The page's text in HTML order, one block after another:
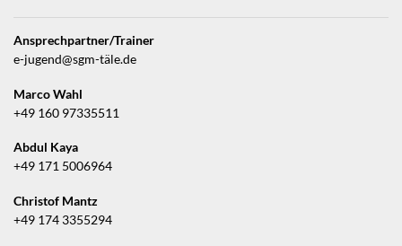
Ansprechpartner/Trainer
e-jugend@sgm-täle.de
Marco Wahl
+49 160 97335511
Abdul Kaya
+49 171 5006964
Christof Mantz
+49 174 3355294